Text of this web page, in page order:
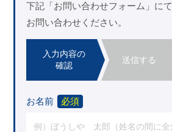
下記「お問い合わせフォーム」にて
お問い合わせください。
入力内容の
確認
送信する
お名前 必須